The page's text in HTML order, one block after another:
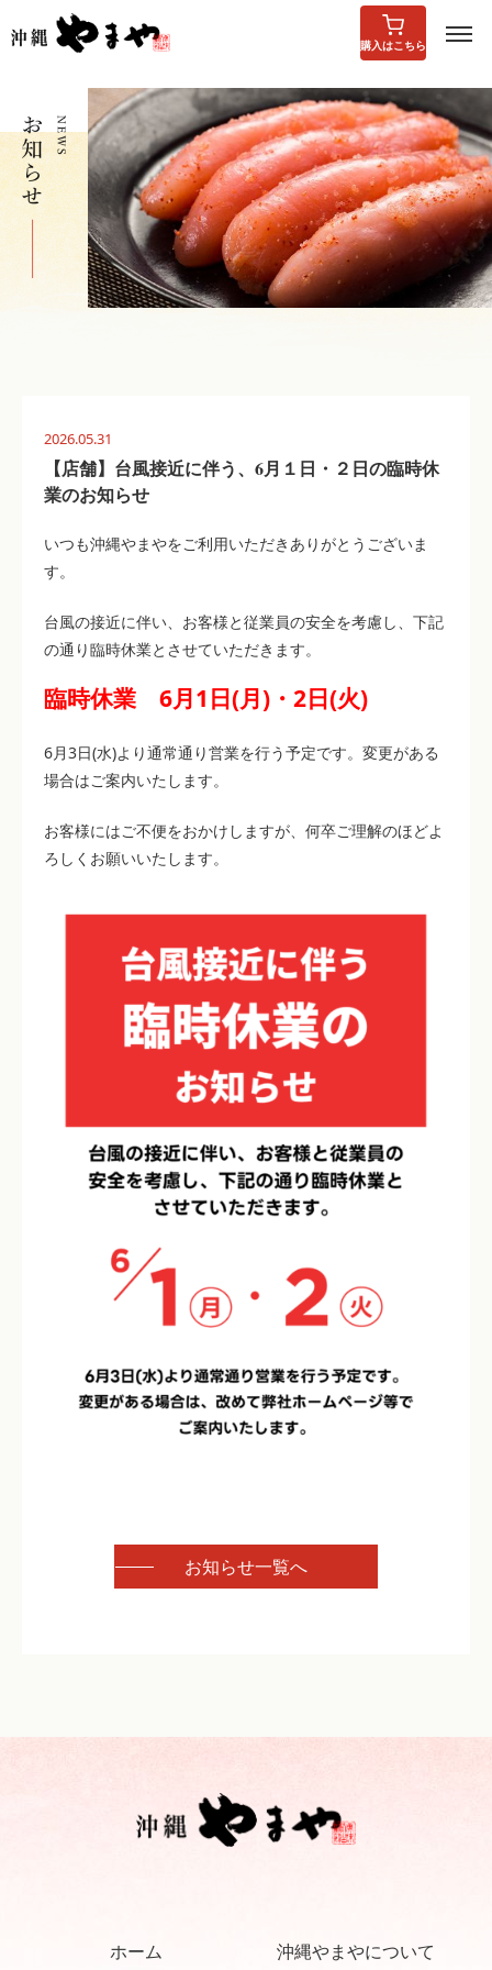
購入はこちら
2026.05.31
【店舗】台風接近に伴う、6月１日・２日の臨時休
業のお知らせ
いつも沖縄やまやをご利用いただきありがとうございま
す。
台風の接近に伴い、お客様と従業員の安全を考慮し、下記
の通り臨時休業とさせていただきます。
臨時休業 6月1日(月)・2日(火)
6月3日(水)より通常通り営業を行う予定です。変更がある
場合はご案内いたします。
お客様にはご不便をおかけしますが、何卒ご理解のほどよ
ろしくお願いいたします。
お知らせ一覧へ
ホーム 沖縄やまやについて